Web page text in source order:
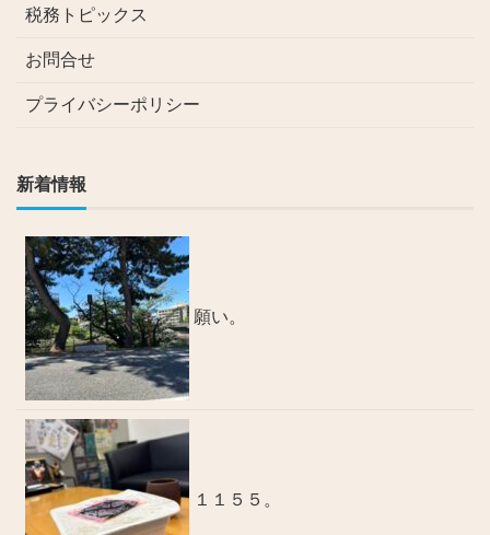
税務トピックス
お問合せ
プライバシーポリシー
新着情報
願い。
１１５５。